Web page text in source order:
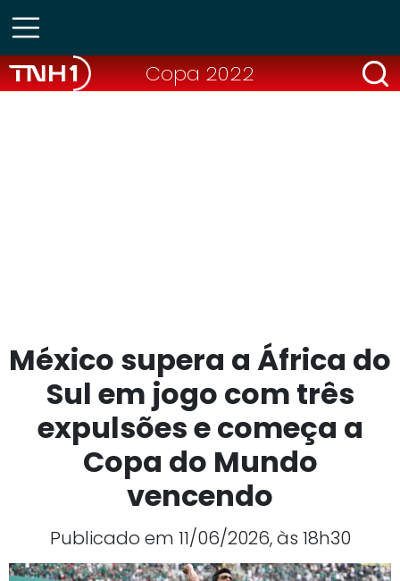
Copa 2022
México supera a África do
Sul em jogo com três
expulsões e começa a
Copa do Mundo
vencendo
Publicado em 11/06/2026, às 18h30